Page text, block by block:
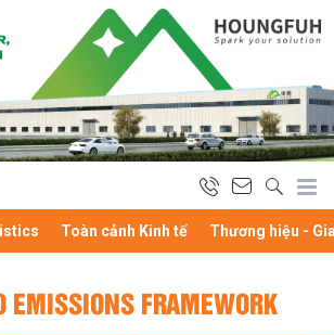
Toàn cảnh Kinh tế Thương hiệu -
EMISSIONS FRAMEWORK